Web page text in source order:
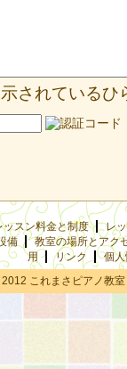
されているひ
ッスン料金と制度
レ
備
教室の場所とアク
用
リンク
個
これまさピアノ教